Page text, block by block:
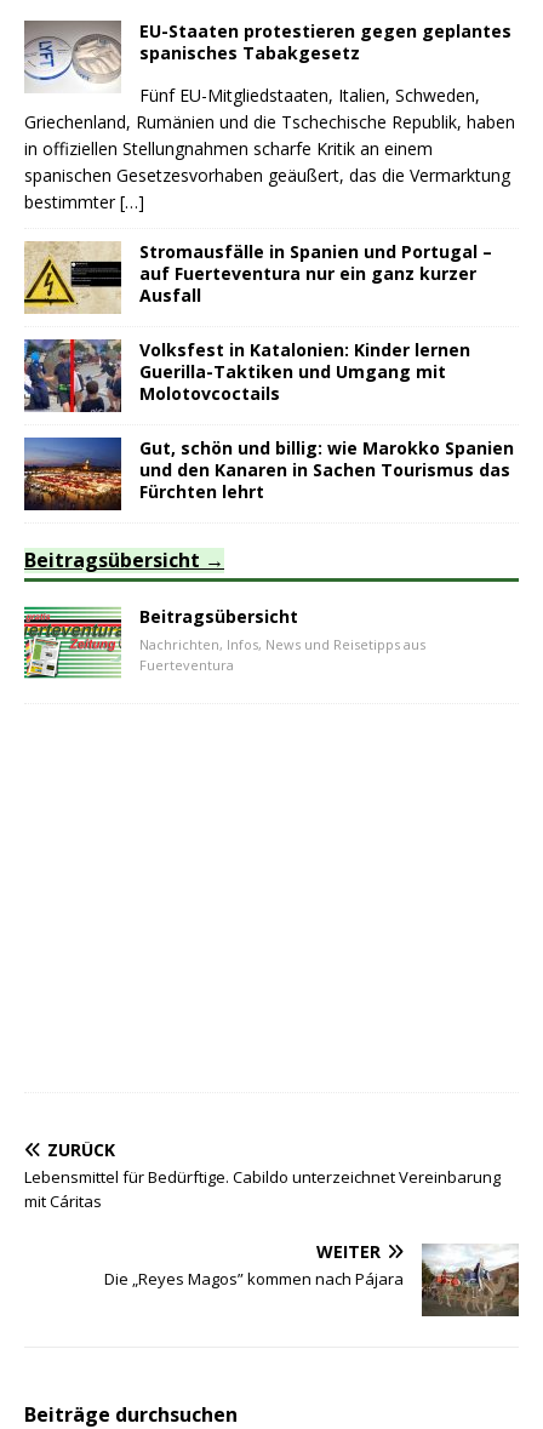
EU-Staaten protestieren gegen geplantes
spanisches Tabakgesetz
Fünf EU-Mitgliedstaaten, Italien, Schweden,
Griechenland, Rumänien und die Tschechische Republik, haben
in offiziellen Stellungnahmen scharfe Kritik an einem
spanischen Gesetzesvorhaben geäußert, das die Vermarktung
bestimmter[…]
Stromausfälle in Spanien und Portugal –
auf Fuerteventura nur ein ganz kurzer
Ausfall
Volksfest in Katalonien: Kinder lernen
Guerilla-Taktiken und Umgang mit
Molotovcoctails
Gut, schön und billig: wie Marokko Spanien
und den Kanaren in Sachen Tourismus das
Fürchten lehrt
Beitragsübersicht
Beitragsübersicht
Nachrichten, Infos, News und Reisetipps aus
Fuerteventura
ZURÜCK
Lebensmittel für Bedürftige. Cabildo unterzeichnet Vereinbarung
mit Cáritas
WEITER
Die „Reyes Magos” kommen nach Pájara
Beiträge durchsuchen